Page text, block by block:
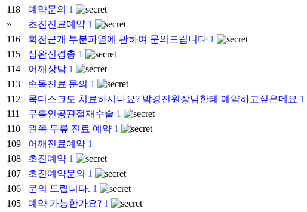
118
예약문의 1
»
초진진료예약 1
116
회전근개 부분파열에 관하여 문의드립니다 1
115
상완신경총 1
114
어깨상담 1
113
손목진료 문의 1
112
목디스크도 치료하시나요? 박경진원장님한테 예약하고싶은데요 1
111
무릎인공관절재수술 1
110
왼쪽 무릎 진료 예약 1
109
어깨진료예약 1
108
초진예약 1
107
초진예약문의 1
106
문의 드립니다. 1
105
예약 가능한가요? 1